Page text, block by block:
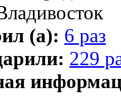
(а): 6 раз
229